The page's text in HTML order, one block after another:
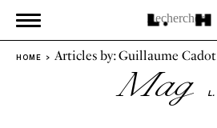
HOME Articles by: Guillaume Cadot
Mag L.